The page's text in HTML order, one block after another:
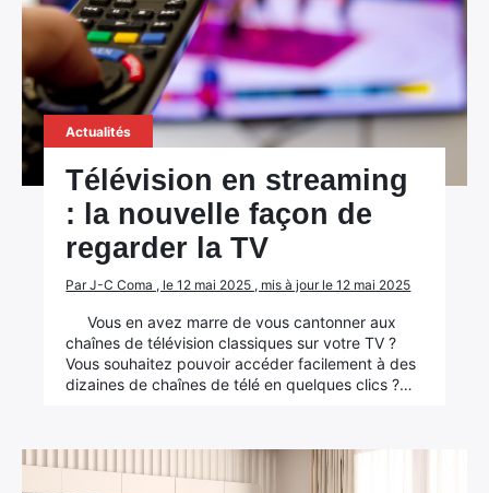
Actualités
Télévision en streaming
: la nouvelle façon de
regarder la TV
Par J-C Coma , le 12 mai 2025 , mis à jour le 12 mai 2025
Vous en avez marre de vous cantonner aux
chaînes de télévision classiques sur votre TV ?
Vous souhaitez pouvoir accéder facilement à des
dizaines de chaînes de télé en quelques clics ?…